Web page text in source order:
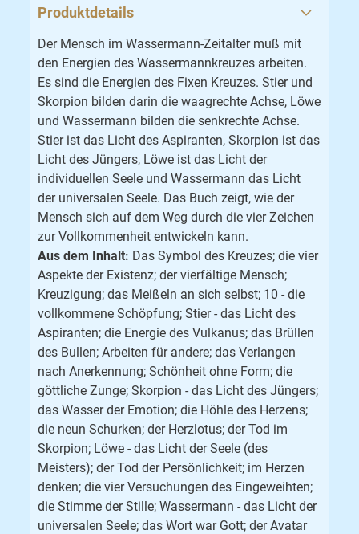
Produktdetails
Der Mensch im Wassermann-Zeitalter muß mit
den Energien des Wassermannkreuzes arbeiten.
Es sind die Energien des Fixen Kreuzes. Stier und
Skorpion bilden darin die waagrechte Achse, Löwe
und Wassermann bilden die senkrechte Achse.
Stier ist das Licht des Aspiranten, Skorpion ist das
Licht des Jüngers, Löwe ist das Licht der
individuellen Seele und Wassermann das Licht
der universalen Seele. Das Buch zeigt, wie der
Mensch sich auf dem Weg durch die vier Zeichen
zur Vollkommenheit entwickeln kann.
Aus dem Inhalt: Das Symbol des Kreuzes; die vier
Aspekte der Existenz; der vierfältige Mensch;
Kreuzigung; das Meißeln an sich selbst; 10 - die
vollkommene Schöpfung; Stier - das Licht des
Aspiranten; die Energie des Vulkanus; das Brüllen
des Bullen; Arbeiten für andere; das Verlangen
nach Anerkennung; Schönheit ohne Form; die
göttliche Zunge; Skorpion - das Licht des Jüngers;
das Wasser der Emotion; die Höhle des Herzens;
die neun Schurken; der Herzlotus; der Tod im
Skorpion; Löwe - das Licht der Seele (des
Meisters); der Tod der Persönlichkeit; im Herzen
denken; die vier Versuchungen des Eingeweihten;
die Stimme der Stille; Wassermann - das Licht der
universalen Seele; das Wort war Gott; der Avatar